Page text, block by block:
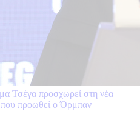
Τσέγα προσχωρεί στη νέα
που προωθεί ο Όρμπαν